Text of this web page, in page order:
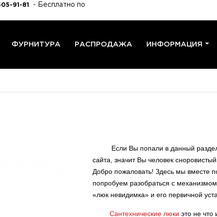
91-81 - Бесплатно по
ФУРНИТУРА РАСПРОДАЖА ИНФОРМАЦИЯ
Если Вы попали в данный
сайта, значит Вы человек
Добро пожаловать! Здесь мы вместе
попробуем разобраться с механизмом
«люк невидимка» и его первичной
Сантехнические люки это не что